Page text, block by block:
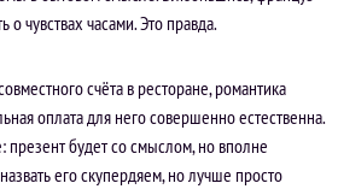
о чувствах часами. Это правда.
счёта в ресторане, романтика
оплата для него совершенно естественна.
будет со смыслом, но вполне
его скупердяем, но лучше просто